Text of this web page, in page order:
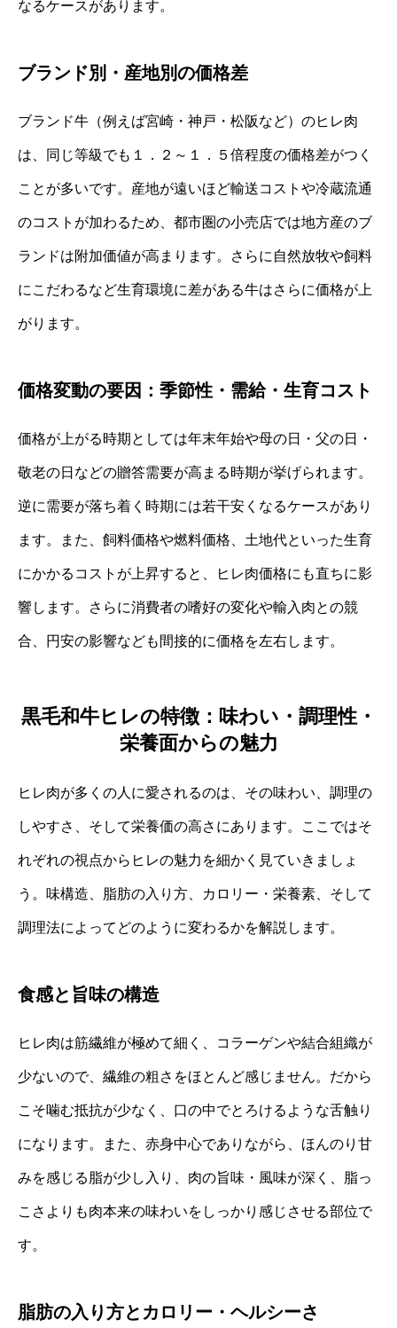
なるケースがあります。
ブランド別・産地別の価格差
ブランド牛（例えば宮崎・神戸・松阪など）のヒレ肉
は、同じ等級でも１．２～１．５倍程度の価格差がつく
ことが多いです。産地が遠いほど輸送コストや冷蔵流通
のコストが加わるため、都市圏の小売店では地方産のブ
ランドは附加価値が高まります。さらに自然放牧や飼料
にこだわるなど生育環境に差がある牛はさらに価格が上
がります。
価格変動の要因：季節性・需給・生育コスト
価格が上がる時期としては年末年始や母の日・父の日・
敬老の日などの贈答需要が高まる時期が挙げられます。
逆に需要が落ち着く時期には若干安くなるケースがあり
ます。また、飼料価格や燃料価格、土地代といった生育
にかかるコストが上昇すると、ヒレ肉価格にも直ちに影
響します。さらに消費者の嗜好の変化や輸入肉との競
合、円安の影響なども間接的に価格を左右します。
黒毛和牛ヒレの特徴：味わい・調理性・
栄養面からの魅力
ヒレ肉が多くの人に愛されるのは、その味わい、調理の
しやすさ、そして栄養価の高さにあります。ここではそ
れぞれの視点からヒレの魅力を細かく見ていきましょ
う。味構造、脂肪の入り方、カロリー・栄養素、そして
調理法によってどのように変わるかを解説します。
食感と旨味の構造
ヒレ肉は筋繊維が極めて細く、コラーゲンや結合組織が
少ないので、繊維の粗さをほとんど感じません。だから
こそ噛む抵抗が少なく、口の中でとろけるような舌触り
になります。また、赤身中心でありながら、ほんのり甘
みを感じる脂が少し入り、肉の旨味・風味が深く、脂っ
こさよりも肉本来の味わいをしっかり感じさせる部位で
す。
脂肪の入り方とカロリー・ヘルシーさ